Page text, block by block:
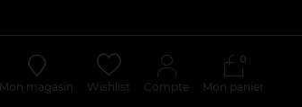
Mon magasin Wishlist Compte Mon panier
0